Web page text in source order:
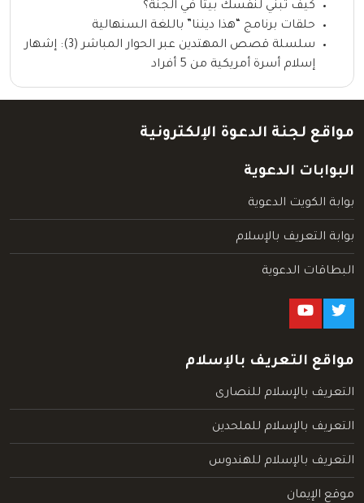
كيف تبني لنفسك بيتا في الجنة؟
حلقات برنامج “هذا ديننا” باللغة السنهالية
سلسلة قصص المهتدين عبر الحوار المباشر (3): إشهار
إسلام أسرة أمريكية من 5 أفراد
مواقع لجنة الدعوة الإلكترونية
البوابات الدعوية
بوابة الكويت الدعوية
بوابة التعريف بالإسلام
البطاقات الدعوية
مواقع التعريف بالإسلام
التعريف بالإسلام للنصارى
التعريف بالإسلام للملحدين
التعريف بالإسلام للهندوس
موقع الإيمان